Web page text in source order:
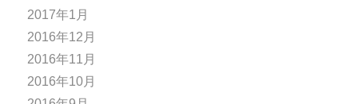
2017年1月
2016年12月
2016年11月
2016年10月